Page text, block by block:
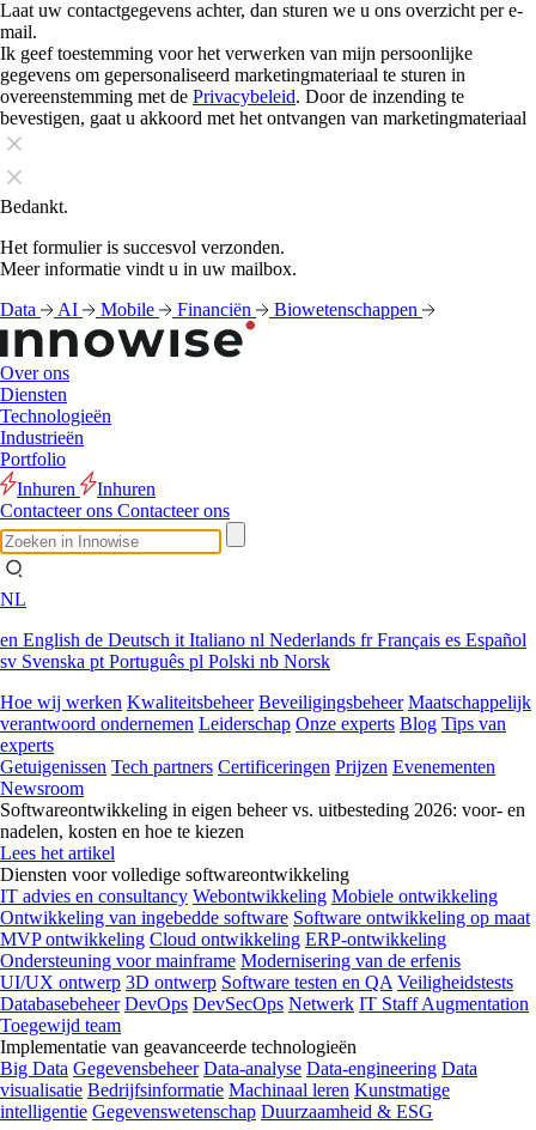
Laat uw contactgegevens achter, dan sturen we u ons overzicht per e-
mail.
Ik geef toestemming voor het verwerken van mijn persoonlijke
gegevens om gepersonaliseerd marketingmateriaal te sturen in
overeenstemming met de Privacybeleid. Door de inzending te
bevestigen, gaat u akkoord met het ontvangen van marketingmateriaal
Bedankt.
Het formulier is succesvol verzonden.
Meer informatie vindt u in uw mailbox.
Data
AI Mobile Financiën Biowetenschappen
Over ons
Diensten
Technologieën
Industrieën
Portfolio
Inhuren
Inhuren
Contacteer ons Contacteer ons
NL
en English de Deutsch it Italiano nl Nederlands frFrançais es Español
sv Svenska pt Português pl Polski nb Norsk
Hoe wij werken Kwaliteitsbeheer Beveiligingsbeheer Maatschappelijk
verantwoord ondernemen Leiderschap Onze experts Blog Tips van
experts
Getuigenissen Tech partners Certificeringen Prijzen Evenementen
Newsroom
Softwareontwikkeling in eigen beheer vs. uitbesteding 2026: voor- en
nadelen, kosten en hoe te kiezen
Lees het artikel
Diensten voor volledige softwareontwikkeling
IT advies en consultancy Webontwikkeling Mobiele ontwikkeling
Ontwikkeling van ingebedde software Software ontwikkeling op maat
MVP ontwikkeling Cloud ontwikkeling ERP-ontwikkeling
Ondersteuning voor mainframe Modernisering van de erfenis
UI/UX ontwerp 3D ontwerp Software testen en QA Veiligheidstests
Databasebeheer DevOps DevSecOps Netwerk IT Staff Augmentation
Toegewijd team
Implementatie van geavanceerde technologieën
Big Data Gegevensbeheer Data-analyse Data-engineering Data
visualisatie Bedrijfsinformatie Machinaal leren Kunstmatige
intelligentie Gegevenswetenschap Duurzaamheid & ESG